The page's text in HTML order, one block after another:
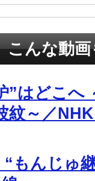
こんな動
”はどこへ
紋～／
“もんじゅ